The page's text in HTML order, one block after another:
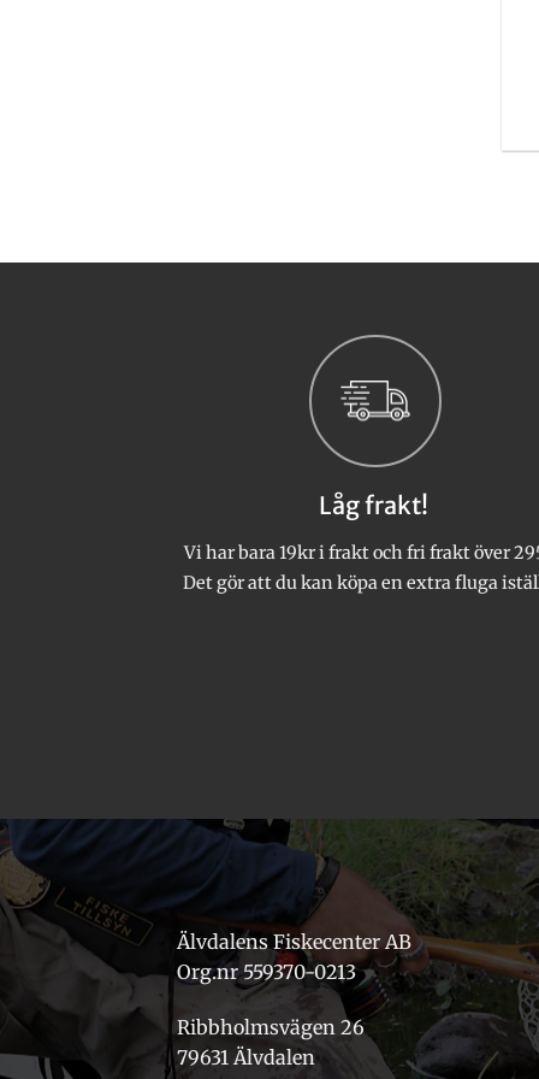
Låg frakt!
Vi har bara 19kr i frakt och fri frakt över
Det gör att du kan köpa en extra fluga
Älvdalens Fiskecenter AB
Org.nr 559370-0213
Ribbholmsvägen 26
79631 Älvdalen